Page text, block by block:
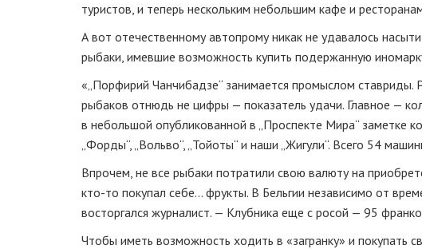
туристов, и теперь нескольким небольшим кафе и
А вот отечественному автопрому никак не удавалось
рыбаки, имевшие возможность купить подержанную
«„Порфирий Чанчибадзе“ занимается промыслом
рыбаков отнюдь не цифры — показатель удачи. Главное —
в небольшой опубликованной в „Проспекте Мира“ заметке
„Форды“, „Вольво“, „Тойоты“ и наши „Жигули“. Всего 54
Впрочем, не все рыбаки потратили свою валюту на
кто-то покупал себе... фрукты. В Бельгии независимо от
восторгался журналист. — Клубника еще с росой — 95
Чтобы иметь возможность ходить в «загранку» и